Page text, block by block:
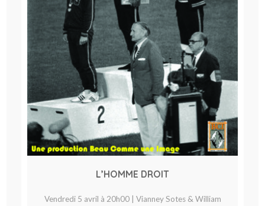
L’HOMME DROIT
Vendredi 5 avril à 20h00 | Vianney Sotes & William